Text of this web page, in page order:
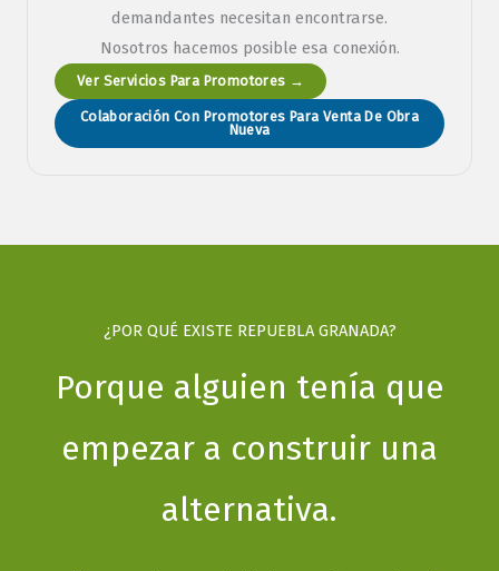
demandantes necesitan encontrarse.
Nosotros hacemos posible esa conexión.
Ver Servicios Para Promotores →
Colaboración Con Promotores Para Venta De Obra
Nueva
¿POR QUÉ EXISTE REPUEBLA GRANADA?
Porque alguien tenía que
empezar a construir una
alternativa.